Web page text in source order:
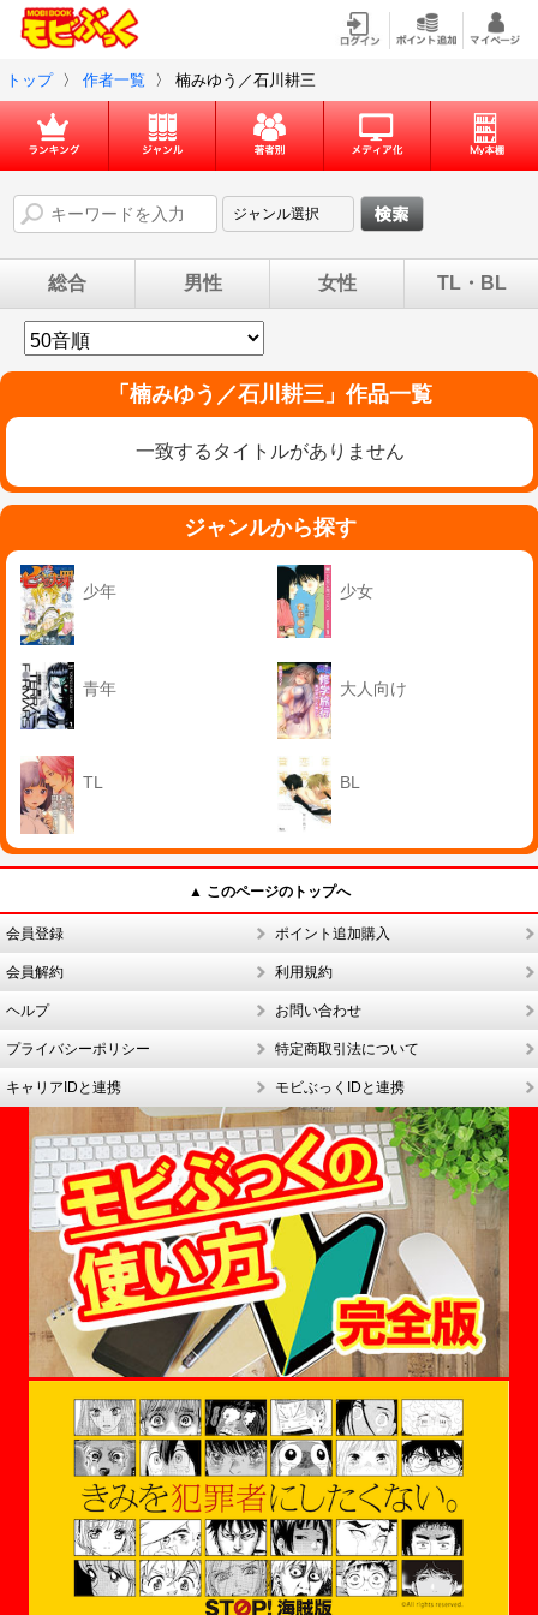
トップ 〉 作者一覧 〉 楠みゆう／石川耕三
総合 男性 女性 TL・BL
「 楠みゆう／石川耕三」作品一覧
一致するタイトルがありません
ジャンルから探す
少年 少女
青年 大人向け
TL BL
▲ このページのトップへ
会員登録 ポイント追加購入
会員解約 利用規約
ヘルプ お問い合わせ
プライバシーポリシー 特定商取引法について
キャリアIDと連携 モビぶっくIDと連携